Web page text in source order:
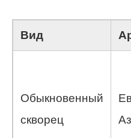
Вид
Обыкновенный
скворец